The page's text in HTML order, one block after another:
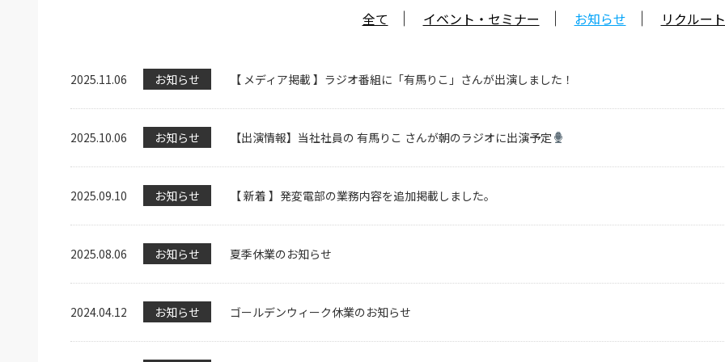
全て イベント・セミナー お知らせ リクルート
2025.11.06 お知らせ 【 メディア掲載 】ラジオ番組に「有馬りこ」さんが出演しました！
2025.10.06 お知らせ 【出演情報】当社社員の 有馬りこ さんが朝のラジオに出演予定
2025.09.10 お知らせ 【 新着 】発変電部の業務内容を追加掲載しました。
2025.08.06 お知らせ 夏季休業のお知らせ
2024.04.12 お知らせ ゴールデンウィーク休業のお知らせ